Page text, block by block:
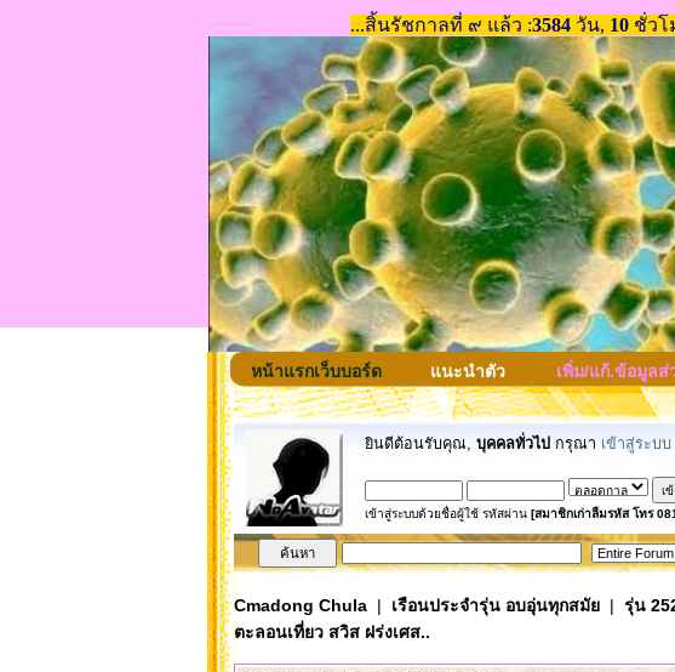
หน้าแรกเว็บบอร์ด แนะนำตัว เพิ่ม/แก้.ข้อมูลส่
ยินดีต้อนรับคุณ, บุคคลทั่วไป กรุณา เข้าสู่ระบบ
เข้าสู่ระบบด้วยชื่อผู้ใช้ รหัสผ่าน [สมาชิกเก่าลืมรหัส โทร
Cmadong Chula| เรือนประจำรุ่น อบอุ่นทุกสมัย| รุ่น
ตะลอนเที่ยว สวิส ฝร่งเศส..